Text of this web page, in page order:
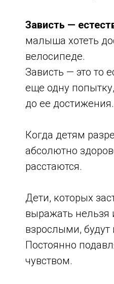
Зависть —
малыша хотеть
велосипеде.
Зависть — это то
еще одну
до ее
Когда детям
абсолютно
расстаются.
Дети, которых
выражать нельзя
взрослыми,
Постоянно
чувством.